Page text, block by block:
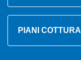
PIANI COTTURA